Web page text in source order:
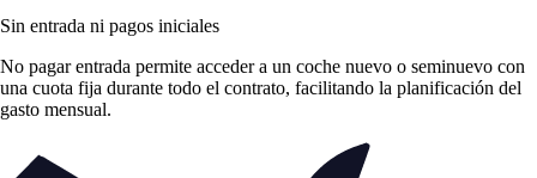
Sin entrada ni pagos iniciales
No pagar entrada permite acceder a un coche nuevo o seminuevo con
una cuota fija durante todo el contrato, facilitando la planificación del
gasto mensual.